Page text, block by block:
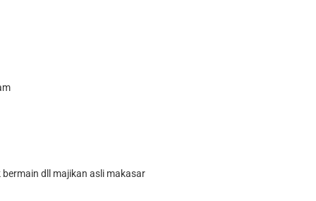
dll majikan asli makasar